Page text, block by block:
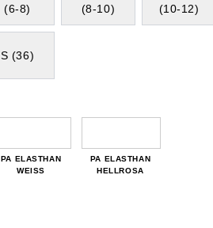
(6-8)
(8-10)
(10-12)
S (36)
PA ELASTHAN
WEISS
PA ELASTHAN
HELLROSA